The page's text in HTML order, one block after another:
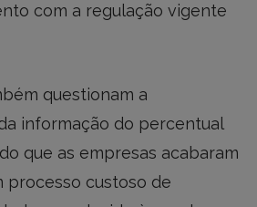
com a regulação vigente
questionam a
informação do percentual
que as empresas acabaram
processo custoso de